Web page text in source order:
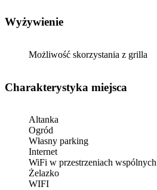
Wyżywienie
Możliwość skorzystania z grilla
Charakterystyka miejsca
Altanka
Ogród
Własny parking
Internet
WiFi w przestrzeniach wspólnych
Żelazko
WIFI